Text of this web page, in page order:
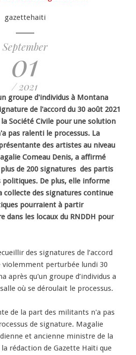
gazettehaiti
September
01
/ 2021
groupe d'individus à Montana
de l'accord du 30 août 2021
Société Civile pour une solution
pas ralenti le processus. La
des artistes au niveau
Comeau Denis, a affirmé
de 200 signatures des partis
De plus, elle informe
collecte des signatures continue
pourraient à partir
dans les locaux du RNDDH pour
des signatures de l’accord
violemment perturbée lundi 30
après qu'un groupe d’individus a
où se déroulait le processus.
de la part des militants n'a pas
de signature. Magalie
et ancienne ministre de la
rédaction de Gazette Haïti que